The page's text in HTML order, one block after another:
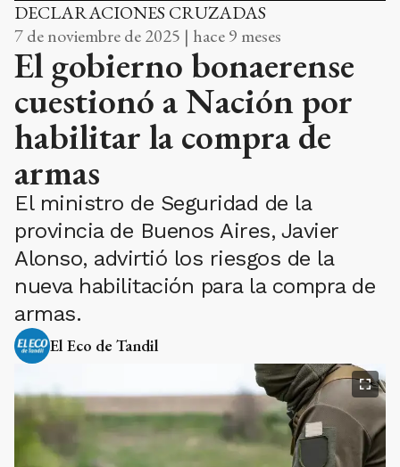
DECLARACIONES CRUZADAS
7 de noviembre de 2025 | hace 9 meses
El gobierno bonaerense
cuestionó a Nación por
habilitar la compra de
armas
El ministro de Seguridad de la
provincia de Buenos Aires, Javier
Alonso, advirtió los riesgos de la
nueva habilitación para la compra de
armas.
El Eco de Tandil